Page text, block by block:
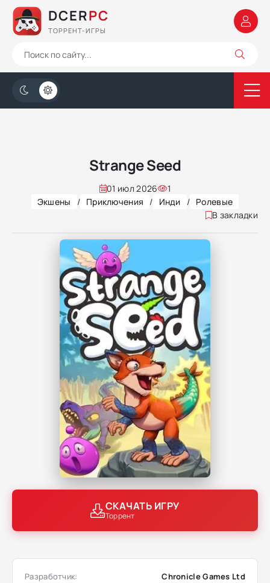
DCERPC
ТОРРЕНТ-ИГРЫ
Strange Seed
01 июл 2026
1
Экшены
/ Приключения / Инди / Ролевые
В закладки
СКАЧАТЬ ИГРУ
Торрент
Разработчик:
Chronicle Games Ltd